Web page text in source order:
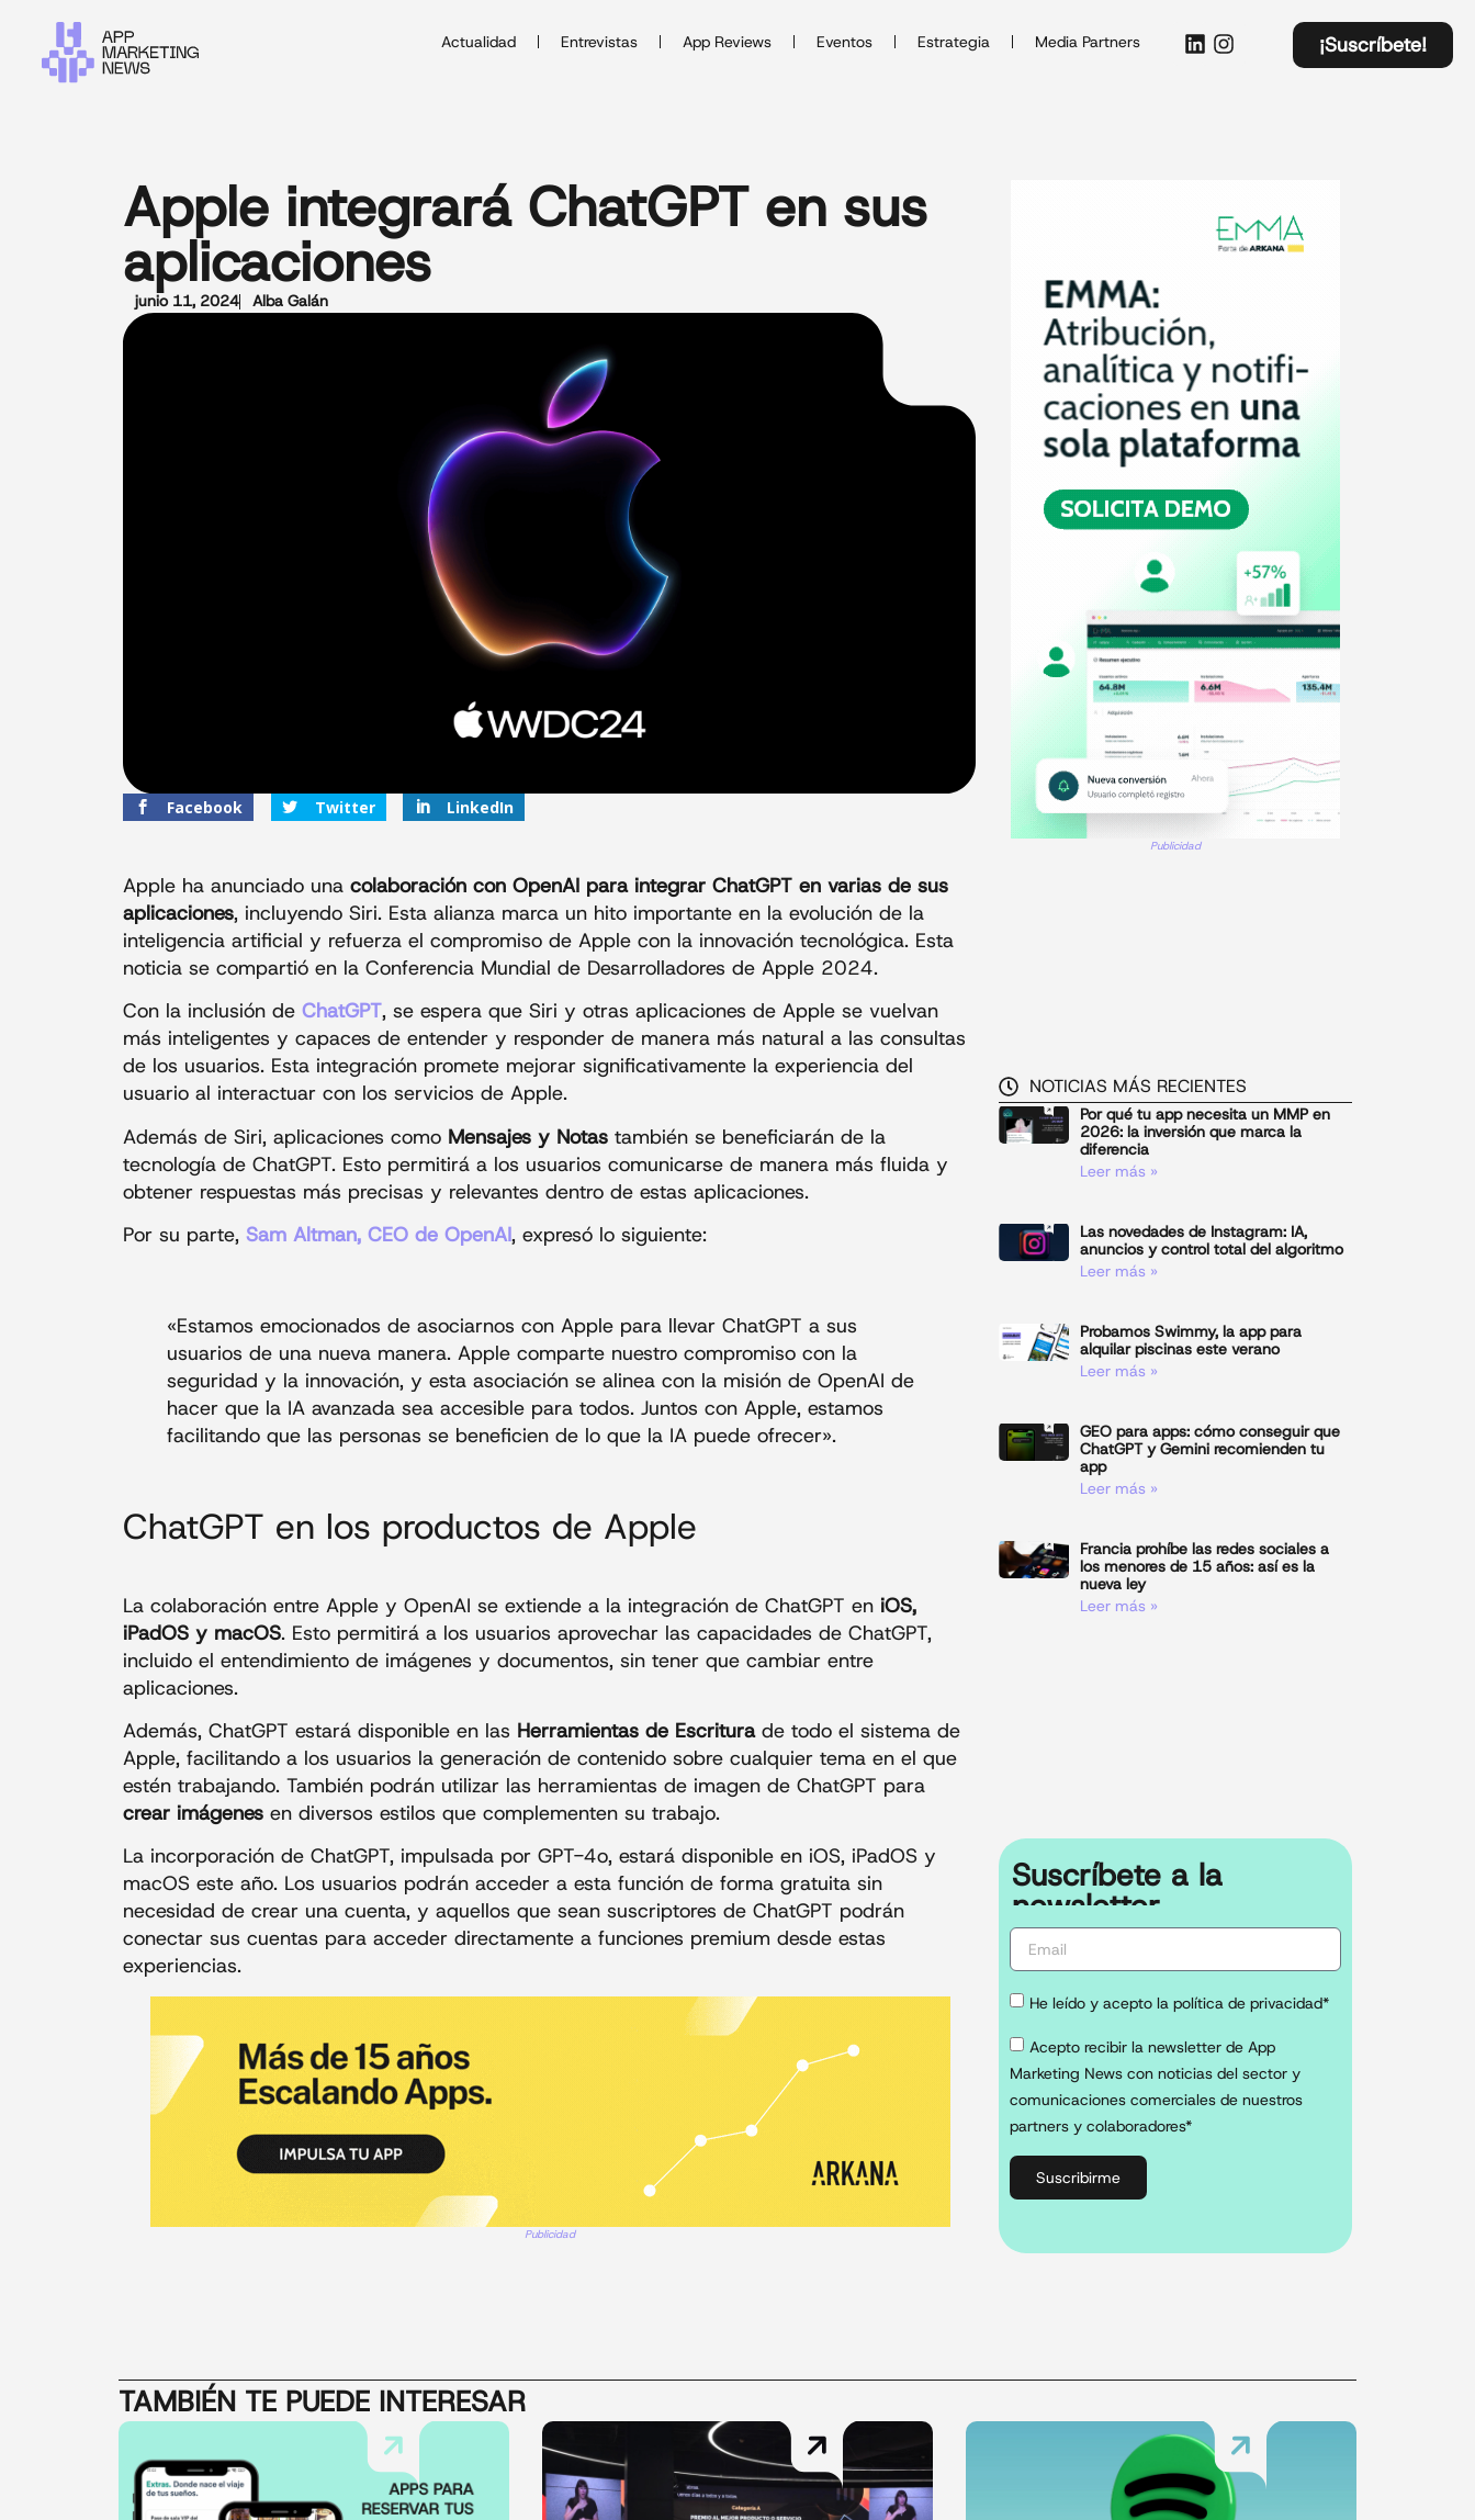
Actualidad Entrevistas App Reviews Eventos Estrategia Media Partners ¡Suscríbete!
Apple integrará ChatGPT en sus
aplicaciones
junio 11, 2024 Alba Galán
Facebook Twitter LinkedIn
Apple ha anunciado una colaboración con OpenAI para integrar ChatGPT en varias de sus
aplicaciones, incluyendo Siri. Esta alianza marca un hito importante en la evolución de la
inteligencia artificial y refuerza el compromiso de Apple con la innovación tecnológica. Esta
noticia se compartió en la Conferencia Mundial de Desarrolladores de Apple 2024.
Con la inclusión de ChatGPT, se espera que Siri y otras aplicaciones de Apple se vuelvan
más inteligentes y capaces de entender y responder de manera más natural a las consultas
de los usuarios. Esta integración promete mejorar significativamente la experiencia del
usuario al interactuar con los servicios de Apple.
Además de Siri, aplicaciones como Mensajes y Notas también se beneficiarán de la
tecnología de ChatGPT. Esto permitirá a los usuarios comunicarse de manera más fluida y
obtener respuestas más precisas y relevantes dentro de estas aplicaciones.
Por su parte, Sam Altman, CEO de OpenAI, expresó lo siguiente:
«Estamos emocionados de asociarnos con Apple para llevar ChatGPT a sus
usuarios de una nueva manera. Apple comparte nuestro compromiso con la
seguridad y la innovación, y esta asociación se alinea con la misión de OpenAI de
hacer que la IA avanzada sea accesible para todos. Juntos con Apple, estamos
facilitando que las personas se beneficien de lo que la IA puede ofrecer».
ChatGPT en los productos de Apple
La colaboración entre Apple y OpenAI se extiende a la integración de ChatGPT en iOS,
iPadOS y macOS. Esto permitirá a los usuarios aprovechar las capacidades de ChatGPT,
incluido el entendimiento de imágenes y documentos, sin tener que cambiar entre
aplicaciones.
Además, ChatGPT estará disponible en las Herramientas de Escritura de todo el sistema de
Apple, facilitando a los usuarios la generación de contenido sobre cualquier tema en el que
estén trabajando. También podrán utilizar las herramientas de imagen de ChatGPT para
crear imágenes en diversos estilos que complementen su trabajo.
La incorporación de ChatGPT, impulsada por GPT-4o, estará disponible en iOS, iPadOS y
macOS este año. Los usuarios podrán acceder a esta función de forma gratuita sin
necesidad de crear una cuenta, y aquellos que sean suscriptores de ChatGPT podrán
conectar sus cuentas para acceder directamente a funciones premium desde estas
experiencias.
Publicidad
Publicidad
NOTICIAS MÁS RECIENTES
Por qué tu app necesita un MMP en
2026: la inversión que marca la
diferencia
Leer más »
Las novedades de Instagram: IA,
anuncios y control total del algoritmo
Leer más »
Probamos Swimmy, la app para
alquilar piscinas este verano
Leer más »
GEO para apps: cómo conseguir que
ChatGPT y Gemini recomienden tu
app
Leer más »
Francia prohíbe las redes sociales a
los menores de 15 años: así es la
nueva ley
Leer más »
Suscríbete a la
newsletter
He leído y acepto la política de privacidad*
Acepto recibir la newsletter de App
Marketing News con noticias del sector y
comunicaciones comerciales de nuestros
partners y colaboradores*
Suscribirme
TAMBIÉN TE PUEDE INTERESAR